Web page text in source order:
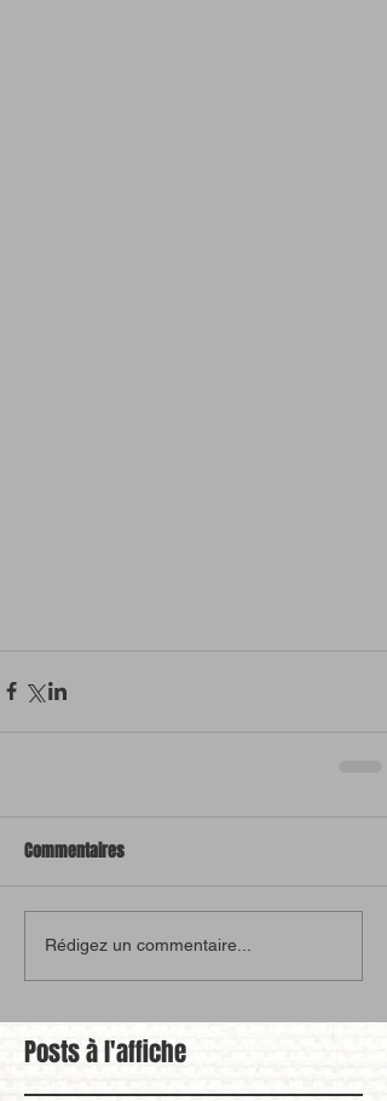
Commentaires
Rédigez un commentaire...
Posts à l'affiche